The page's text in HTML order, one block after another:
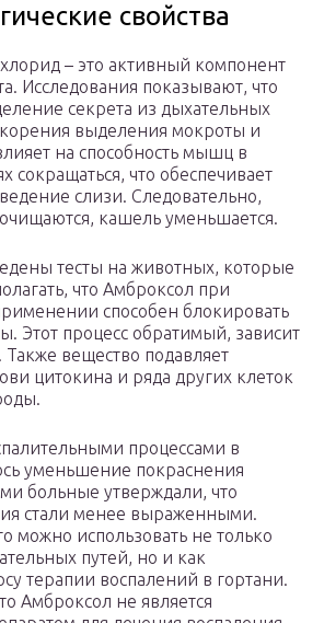
свойства
– это активный компонент
Исследования показывают, что
секрета из дыхательных
выделения мокроты и
на способность мышц в
сокращаться, что обеспечивает
слизи. Следовательно,
кашель уменьшается.
тесты на животных, которые
что Амброксол при
способен блокировать
Этот процесс обратимый, зависит
вещество подавляет
цитокина и ряда других клеток
процессами в
уменьшение покраснения
больные утверждали, что
стали менее выраженными.
можно использовать не только
путей, но и как
терапии воспалений в гортани.
Амброксол не является